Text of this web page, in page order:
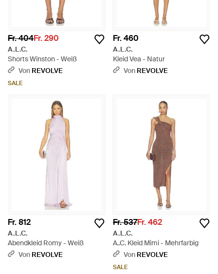
Fr. 404Fr. 290
A.L.C.
Shorts Winston - Weiß
Von REVOLVE
SALE
Fr. 460
A.L.C.
Kleid Vea - Natur
Von REVOLVE
Fr. 812
A.L.C.
Abendkleid Romy - Weiß
Von REVOLVE
Fr. 537Fr. 462
A.L.C.
A..C. Kleid Mimi - Mehrfarbig
Von REVOLVE
SALE